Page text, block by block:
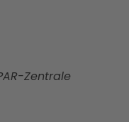
Zentrale